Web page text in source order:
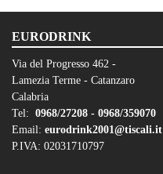
EURODRINK
Via del Progresso 462 -
Lamezia Terme - Catanzaro
Calabria
Tel: 0968/27208 - 0968/359070
Email: eurodrink2001@tiscali.it
P.IVA: 02031710797